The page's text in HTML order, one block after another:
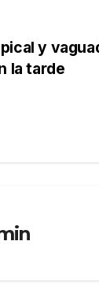
y
la tarde